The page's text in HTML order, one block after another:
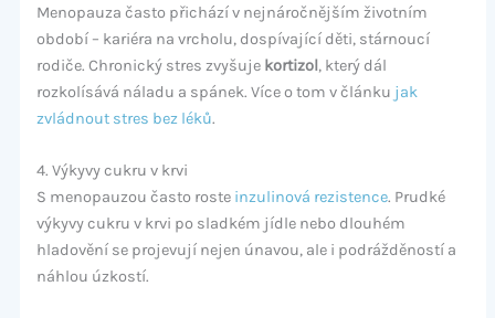
Menopauza často přichází v nejnáročnějším životním
období – kariéra na vrcholu, dospívající děti, stárnoucí
rodiče. Chronický stres zvyšuje kortizol, který dál
rozkolísává náladu a spánek. Více o tom v článku jak
zvládnout stres bez léků.
4. Výkyvy cukru v krvi
S menopauzou často roste inzulinová rezistence. Prudké
výkyvy cukru v krvi po sladkém jídle nebo dlouhém
hladovění se projevují nejen únavou, ale i podrážděností a
náhlou úzkostí.